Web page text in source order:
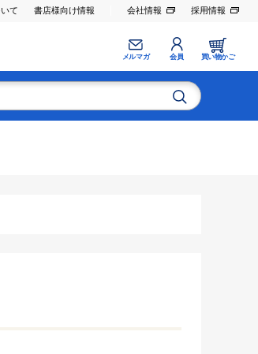
て 書店様向け情報 会社情報 採用情報
メルマガ 会員 買い物かご